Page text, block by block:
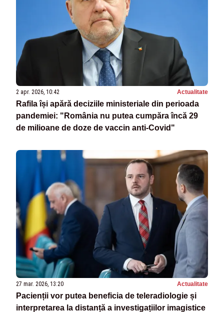
2 apr. 2026, 10:42 Actualitate
Rafila își apără deciziile ministeriale din perioada
pandemiei: "România nu putea cumpăra încă 29
de milioane de doze de vaccin anti-Covid"
27 mar. 2026, 13:20 Actualitate
Pacienții vor putea beneficia de teleradiologie și
interpretarea la distanță a investigațiilor imagistice